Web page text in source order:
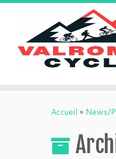
Accueil » News/